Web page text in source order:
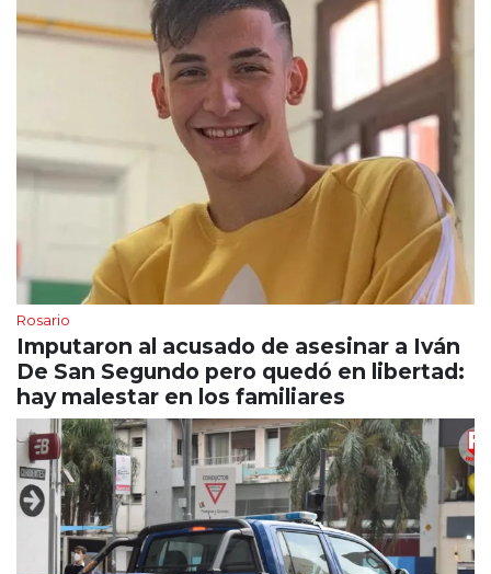
Rosario
Imputaron al acusado de asesinar a Iván
De San Segundo pero quedó en libertad:
hay malestar en los familiares